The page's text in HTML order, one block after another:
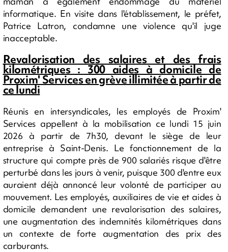
informatique. En visite dans l'établissement, le préfet,
Patrice Latron, condamne une violence qu'il juge
inacceptable.
Revalorisation des salaires et des frais
kilométriques : 300 aides à domicile de
Proxim' Services en grève illimitée à partir de
ce lundi
Réunis en intersyndicales, les employés de Proxim'
Services appellent à la mobilisation ce lundi 15 juin
2026 à partir de 7h30, devant le siège de leur
entreprise à Saint-Denis. Le fonctionnement de la
structure qui compte près de 900 salariés risque d'être
perturbé dans les jours à venir, puisque 300 d'entre eux
auraient déjà annoncé leur volonté de participer au
mouvement. Les employés, auxiliaires de vie et aides à
domicile demandent une revalorisation des salaires,
une augmentation des indemnités kilométriques dans
un contexte de forte augmentation des prix des
carburants.